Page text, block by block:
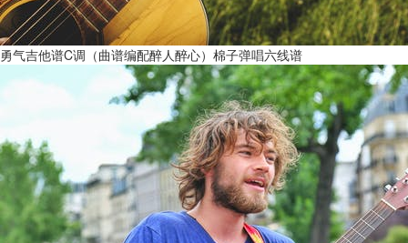
勇气吉他谱C调（曲谱编配醉人醉心）棉子弹唱六线谱